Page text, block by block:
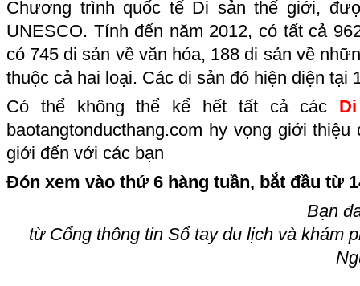
Chương trình quốc tế Di sản thế giới,
UNESCO. Tính đến năm 2012, có tất cả
có 745 di sản về văn hóa, 188 di sản về
thuộc cả hai loại. Các di sản đó hiện diện tại
Có thể không thể kể hết tất cả các
baotangtonducthang.com hy vọng giới
giới đến với các bạn
Đón xem vào thứ 6 hàng tuần, bắt đầu từ
Bạn
từ Cổng thông tin Sổ tay du lịch và khám